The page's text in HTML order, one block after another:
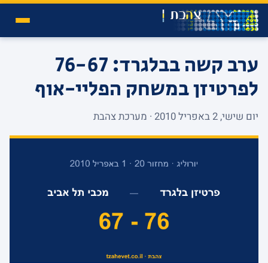
ערב קשה בבלגרד: 76-67
לפרטיזן במשחק הפליי-אוף
יום שישי, 2 באפריל 2010 · מערכת צהבת